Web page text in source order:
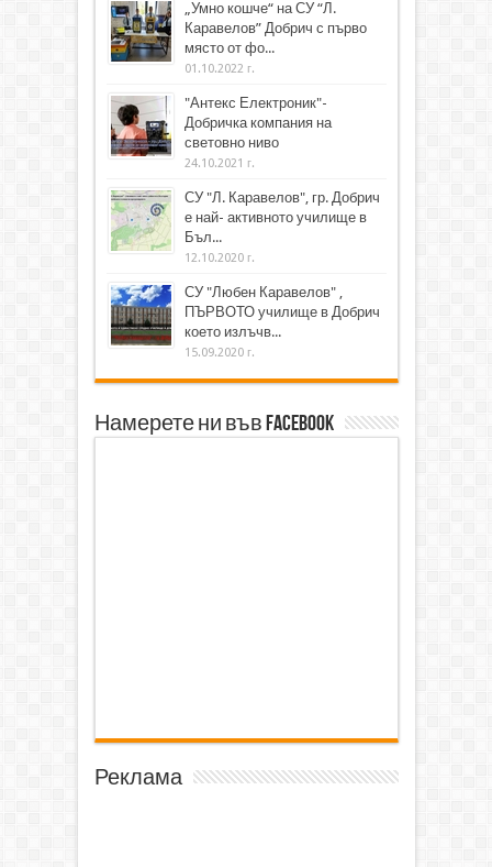
„Умно кошче“ на СУ “Л.
Каравелов” Добрич с първо
място от фо...
01.10.2022 г.
"Антекс Електроник"-
Добричка компания на
световно ниво
24.10.2021 г.
СУ "Л. Каравелов", гр. Добрич
е най- активното училище в
Бъл...
12.10.2020 г.
СУ "Любен Каравелов" ,
ПЪРВОТО училище в Добрич
което излъчв...
15.09.2020 г.
Намерете ни във Facebook
Реклама